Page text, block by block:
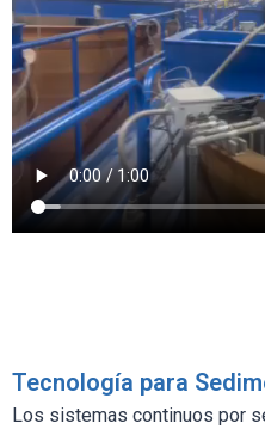
Tecnología para
Los sistemas continuos por